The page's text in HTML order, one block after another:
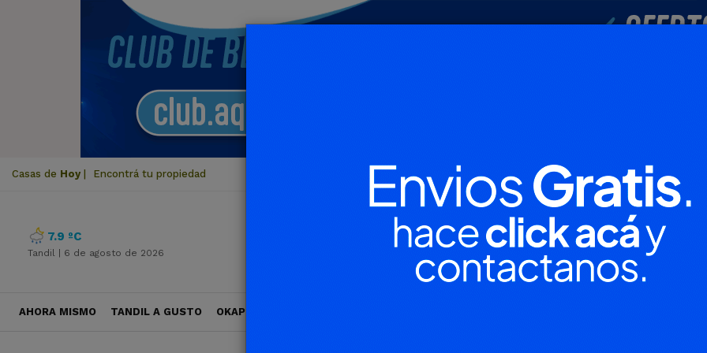
Casas de Hoy Encontrá tu propiedad
7.9 ºC
Tandil | 6 de agosto de 2026
AHORA MISMO TANDIL A GUSTO OKAPI VIAJES